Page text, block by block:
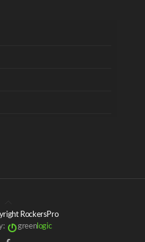
RockersPro
greenlogic